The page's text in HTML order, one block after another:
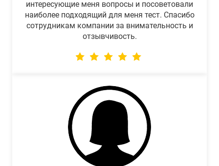
интересующие меня вопросы и посоветовали
наиболее подходящий для меня тест. Спасибо
сотрудникам компании за внимательность и
отзывчивость.